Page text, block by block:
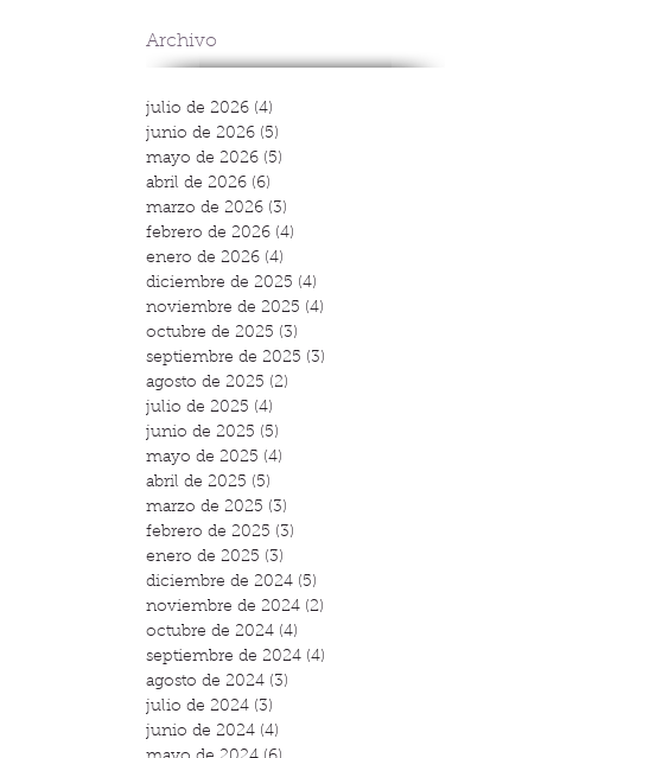
Archivo
julio de 2026 (4)
junio de 2026 (5)
mayo de 2026 (5)
abril de 2026 (6)
marzo de 2026 (3)
febrero de 2026 (4)
enero de 2026 (4)
diciembre de 2025 (4)
noviembre de 2025 (4)
octubre de 2025 (3)
septiembre de 2025 (3)
agosto de 2025 (2)
julio de 2025 (4)
junio de 2025 (5)
mayo de 2025 (4)
abril de 2025 (5)
marzo de 2025 (3)
febrero de 2025 (3)
enero de 2025 (3)
diciembre de 2024 (5)
noviembre de 2024 (2)
octubre de 2024 (4)
septiembre de 2024 (4)
agosto de 2024 (3)
julio de 2024 (3)
junio de 2024 (4)